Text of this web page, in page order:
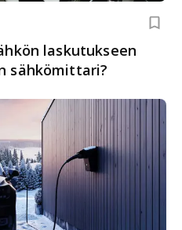
laskutukseen
sähkömittari?